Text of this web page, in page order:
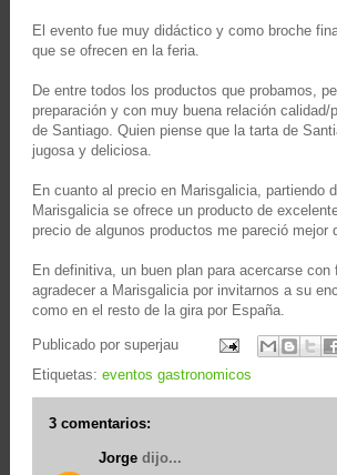
El evento fue muy didáctico y como broche
que se ofrecen en la feria.
De entre todos los productos que probamos,
preparación y con muy buena relación
de Santiago. Quien piense que la tarta de
jugosa y deliciosa.
En cuanto al precio en Marisgalicia, partiendo
Marisgalicia se ofrece un producto de
precio de algunos productos me pareció mejor
En definitiva, un buen plan para acercarse
agradecer a Marisgalicia por invitarnos a su
como en el resto de la gira por España.
Publicado por superjau
Etiquetas: eventos gastronomicos
3 comentarios:
Jorge dijo...